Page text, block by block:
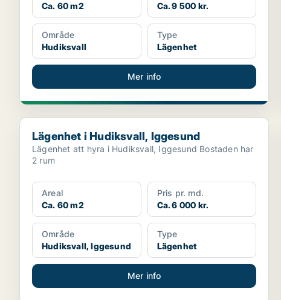
Ca. 60 m2
Ca. 9 500 kr.
Område
Hudiksvall
Type
Lägenhet
Mer info
Lägenhet i Hudiksvall, Iggesund
Lägenhet i Hudiksvall, Iggesund
Lägenhet att hyra i Hudiksvall, Iggesund Bostaden har
2 rum
Areal
Ca. 60 m2
Pris pr. md.
Ca. 6 000 kr.
Område
Hudiksvall, Iggesund
Type
Lägenhet
Mer info